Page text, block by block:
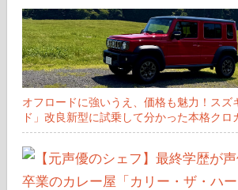
オフロードに強いうえ、価格も魅力！スズ
ド」改良新型に試乗して分かった本格クロ